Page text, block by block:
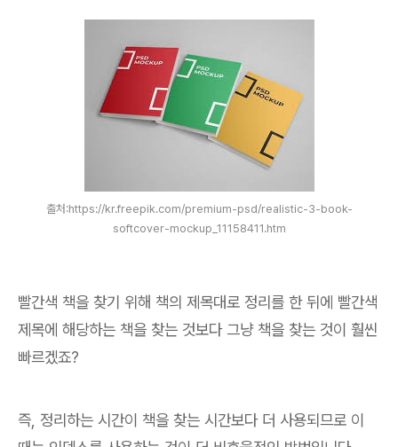
출처:https://kr.freepik.com/premium-psd/realistic-3-book-
softcover-mockup_11158411.htm
빨간색 책을 찾기 위해 책의 제목대로 정리를 한 뒤에 빨간색
제목에 해당하는 책을 찾는 것보다 그냥 책을 찾는 것이 훨씬
빠르겠죠?
즉, 정리하는 시간이 책을 찾는 시간보다 더 사용되므로 이